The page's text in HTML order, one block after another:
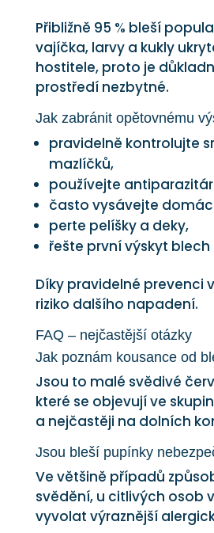
Přibližně 95 % bleší
vajíčka, larvy a kukly
hostitele, proto je
prostředí nezbytné.
Jak zabránit opětovnému
pravidelně kontrolujte
mazlíčků,
používejte
často vysávejte
perte pelíšky a deky,
řešte první výskyt
Díky pravidelné prevenci
riziko dalšího napadení.
FAQ – nejčastější otázky
Jak poznám kousance od
Jsou to malé svědivé
které se objevují ve
a nejčastěji na dolních
Jsou bleší pupínky
Ve většině případů
svědění, u citlivých osob
vyvolat výraznější